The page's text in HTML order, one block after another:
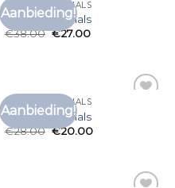
Aanbieding!
T SHIRT HOGE HALS
t shirt hoge hals
€38.00 €27.00
Aanbieding!
T SHIRT HOGE HALS
t shirt hoge hals
€28.00 €20.00